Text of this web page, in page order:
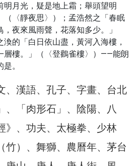
明月光，疑是地上霜；舉頭望明
（〈靜夜思〉）；孟浩然之「春眠
夜來風雨聲，花落知多少。」
渙的「白日依山盡，黃河入海樓，
層樓。」（〈登鸛雀樓〉）——能朗
。
、漢語、孔子、字畫、台北
、「肉形石」、陰陽、八
》、功夫、太極拳、少林
竹）、舞獅、農曆年、茅台